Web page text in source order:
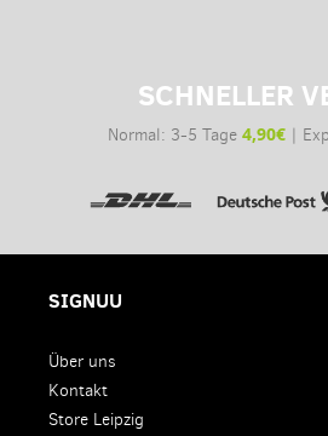
SCHNELLER
Normal: 3-5 Tage 4,90€|
SIGNUU
Über uns
Kontakt
Store Leipzig